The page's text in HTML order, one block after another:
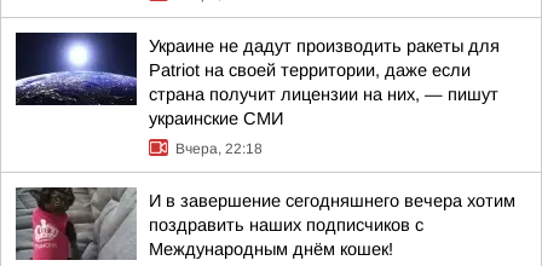
Украине не дадут производить ракеты для
Patriot на своей территории, даже если
страна получит лицензии на них, — пишут
украинские СМИ
Вчера, 22:18
И в завершение сегодняшнего вечера хотим
поздравить наших подписчиков с
Международным днём кошек!